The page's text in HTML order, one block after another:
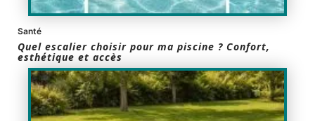
Santé
Quel escalier choisir pour ma piscine ? Confort,
esthétique et accès